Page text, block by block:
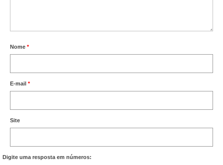
Nome *
E-mail *
Site
Digite uma resposta em números: